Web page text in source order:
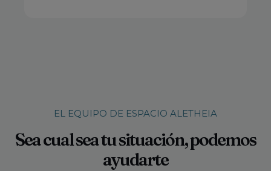
EL EQUIPO DE ESPACIO ALETHEIA
Sea cual sea tu situación, podemos
ayudarte